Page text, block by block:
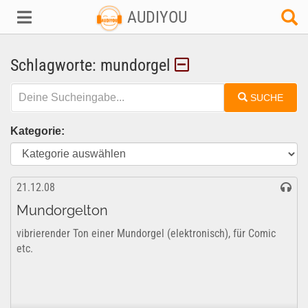
AUDIYOU
Schlagworte: mundorgel
SUCHE
Kategorie:
21.12.08
Mundorgelton
vibrierender Ton einer Mundorgel (elektronisch), für Comic
etc.